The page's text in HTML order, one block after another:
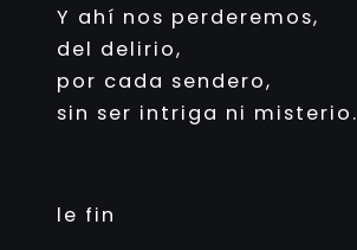
Y ahí nos perderemos,
del delirio,
por cada sendero,
sin ser intriga ni misterio.
le fin